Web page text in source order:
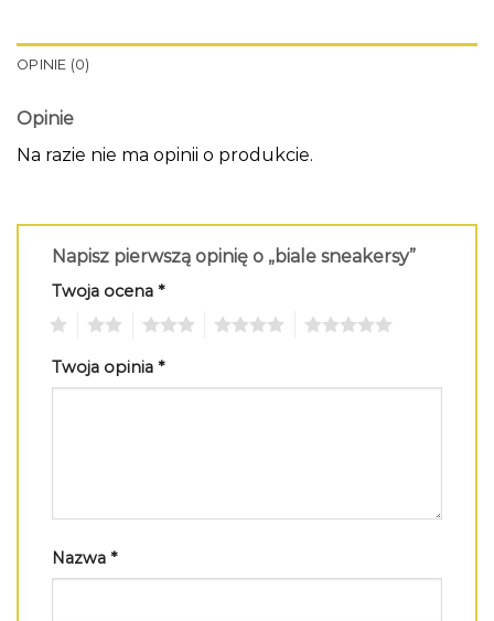
OPINIE (0)
Opinie
Na razie nie ma opinii o produkcie.
Napisz pierwszą opinię o „biale sneakersy”
Twoja ocena *
Twoja opinia *
Nazwa *